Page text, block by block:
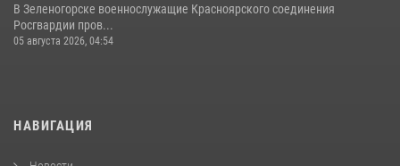
В Зеленогорске военнослужащие Красноярского соединения
Росгвардии пров...
05 августа 2026, 04:54
НАВИГАЦИЯ